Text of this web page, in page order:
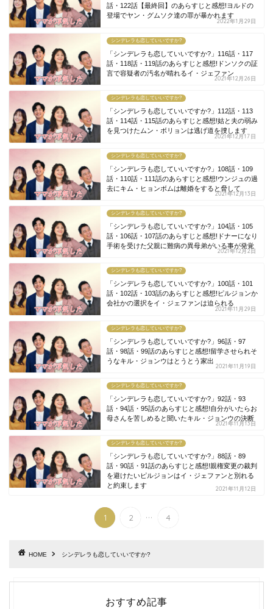
話・122話【最終回】のあらすじと感想!ヨルドの
登場でヤン・グムソク達の罪が暴かれます
2022年1月29日
シンデレラも恋していいですか?
「シンデレラも恋していいですか?」116話・117
話・118話・119話のあらすじと感想!ドンソクの証
言で容疑者の汚名が晴れるイ・ジェファン
2021年12月26日
シンデレラも恋していいですか?
「シンデレラも恋していいですか?」112話・113
話・114話・115話のあらすじと感想!姑と夫の弱み
を見つけたムン・ボリョンは逃げ道を捜します
2021年12月17日
シンデレラも恋していいですか?
「シンデレラも恋していいですか?」108話・109
話・110話・111話のあらすじと感想!ウンジュの過
去にキム・ヒョンボムは離婚をすると脅して
2021年12月13日
シンデレラも恋していいですか?
「シンデレラも恋していいですか?」104話・105
話・106話・107話のあらすじと感想!ドナーになり
手術を受けた父親に難病の異母弟がいる事が発覚
2021年12月2日
シンデレラも恋していいですか?
「シンデレラも恋していいですか?」100話・101
話・102話・103話のあらすじと感想!ピルジョンか
会社かの選択をイ・ジェファンは迫られる
2021年11月29日
シンデレラも恋していいですか?
「シンデレラも恋していいですか?」96話・97
話・98話・99話のあらすじと感想!留学させられそ
うなキル・ジョンウはとうとう家出
2021年11月19日
シンデレラも恋していいですか?
「シンデレラも恋していいですか?」92話・93
話・94話・95話のあらすじと感想!自分がいたらお
母さんを苦しめると聞いたキル・ジョンウの決断
2021年11月13日
シンデレラも恋していいですか?
「シンデレラも恋していいですか?」88話・89
話・90話・91話のあらすじと感想!親権変更の裁判
を避けたいピルジョンはイ・ジェファンと別れる
と約束します
2021年11月12日
1 2 ... 4
HOME シンデレラも恋していいですか?
おすすめ記事